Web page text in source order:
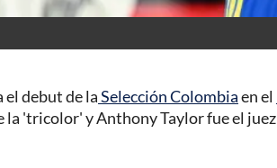
el debut de laSelección Colombiaen el
la 'tricolor' y Anthony Taylor fue el